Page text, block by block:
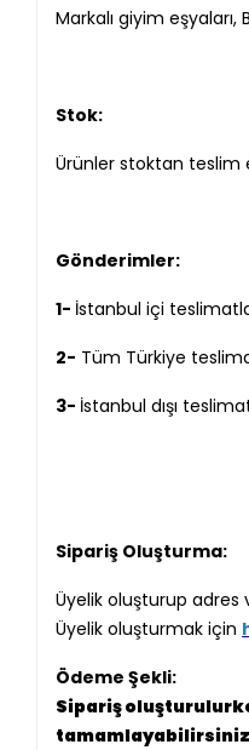
Markalı giyim
Stok:
Ürünler stoktan teslim
Gönderimler:
1- İstanbul içi
2- Tüm Türkiye
3- İstanbul dışı
Sipariş Oluşturma:
Üyelik oluşturup
Üyelik oluşturmak için
Ödeme Şekli:
Sipariş